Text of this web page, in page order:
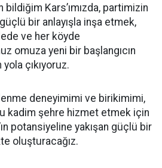
bildiğim Kars’ımızda, partimizin
bir anlayışla inşa etmek,
ve her köyde
omuza yeni bir başlangıcın
çıkıyoruz.
deneyimimi ve birikimimi,
kadim şehre hizmet etmek için
potansiyeline yakışan güçlü bir
oluşturacağız.